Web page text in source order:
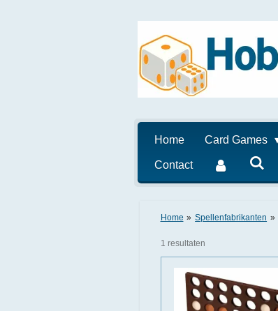
Home Card Games
Contact
Home » Spellenfabrikanten »
1 resultaten